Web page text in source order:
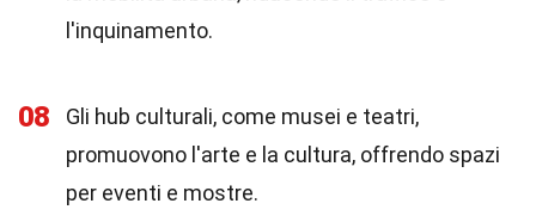
l'inquinamento.
08
Gli hub culturali, come musei e teatri,
promuovono l'arte e la cultura, offrendo spazi
per eventi e mostre.